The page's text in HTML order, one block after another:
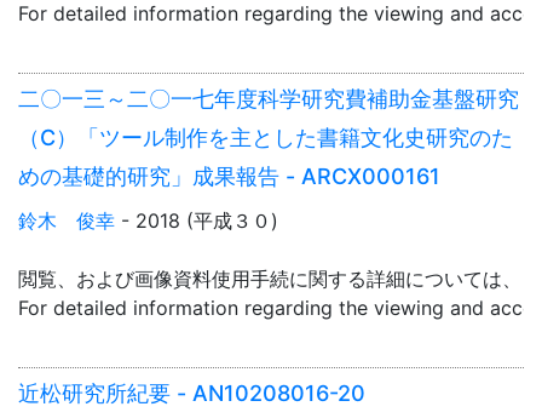
For detailed information regarding the viewing and
二〇一三～二〇一七年度科学研究費補助金基盤研究
（C）「ツール制作を主とした書籍文化史研究のた
めの基礎的研究」成果報告 - ARCX000161
鈴木 俊幸 - 2018 (平成３０)
閲覧、および画像資料使用手続に関する詳細については、「
For detailed information regarding the viewing and
近松研究所紀要 - AN10208016-20